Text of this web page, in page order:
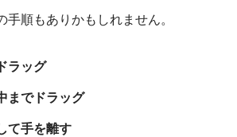
手順もありかもしれません。
ラッグ
までドラッグ
て手を離す